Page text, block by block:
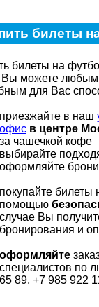
билеты
билеты на
Вы можете любым
для Вас
приезжайте в наш
офис в центре
за чашечкой кофе
выбирайте
оформляйте
покупайте
помощью
случае Вы
бронирования и
оформляйте
специалистов по
65 89, +7 985 922